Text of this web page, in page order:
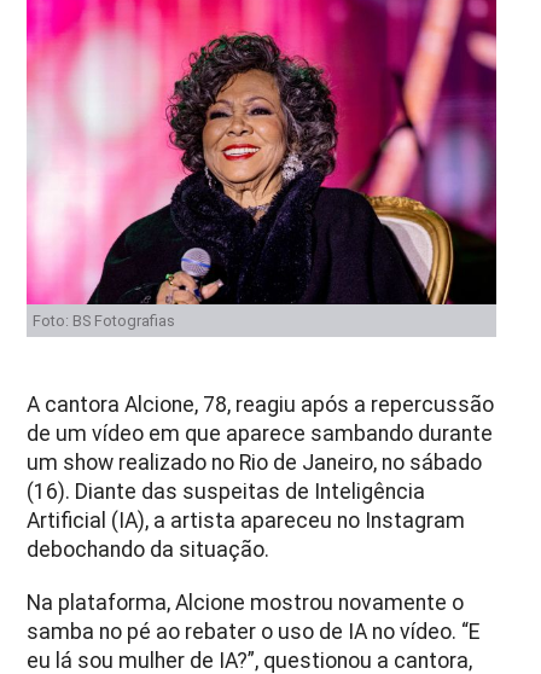
Foto: BS Fotografias
A cantora Alcione, 78, reagiu após a repercussão
de um vídeo em que aparece sambando durante
um show realizado no Rio de Janeiro, no sábado
(16). Diante das suspeitas de Inteligência
Artificial (IA), a artista apareceu no Instagram
debochando da situação.
Na plataforma, Alcione mostrou novamente o
samba no pé ao rebater o uso de IA no vídeo. “E
eu lá sou mulher de IA?”, questionou a cantora,